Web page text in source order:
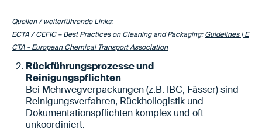
Quellen / weiterführende Links:
ECTA / CEFIC – Best Practices on Cleaning and Packaging:Guidelines | E
CTA - European Chemical Transport Association
Rückführungsprozesse und
Reinigungspflichten
Bei Mehrwegverpackungen (z.B. IBC, Fässer) sind
Reinigungsverfahren, Rückhollogistik und
Dokumentationspflichten komplex und oft
unkoordiniert.